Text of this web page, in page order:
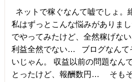
ネットで稼ぐなんて嘘でしょ。
私はずっとこんな悩みがありま
でやってみたけど、全然稼げない
利益全然でない… ブログなんて
いじゃん。 収益以前の問題なん
とったけど、報酬数円… そもそ